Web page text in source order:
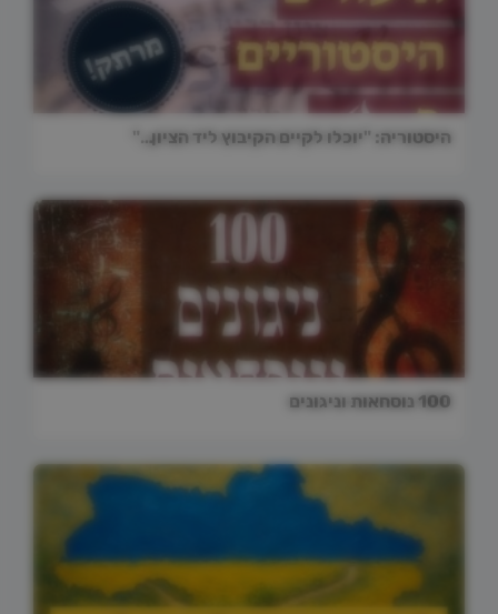
היסטוריה: "יוכלו לקיים הקיבוץ ליד הציון…"
100 נוסחאות וניגונים